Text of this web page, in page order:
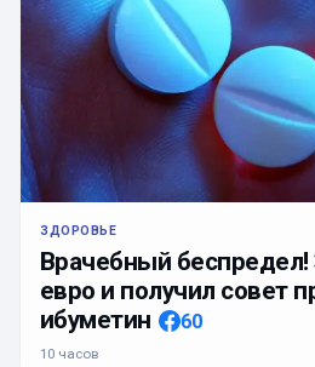
ЗДОРОВЬЕ
Врачебный беспредел!
евро и получил совет
ибуметин
60
10 часов